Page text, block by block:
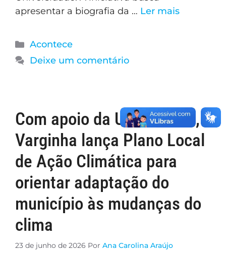
apresentar a biografia da … Ler mais
Acontece
Deixe um comentário
Com apoio da UNIFAL-MG,
Varginha lança Plano Local
de Ação Climática para
orientar adaptação do
município às mudanças do
clima
23 de junho de 2026 Por Ana Carolina Araújo